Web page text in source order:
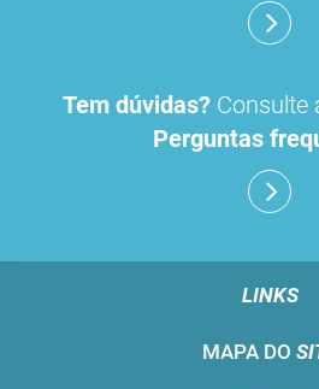
Tem dúvidas? Consulte
Perguntas
LINKS
MAPA DO